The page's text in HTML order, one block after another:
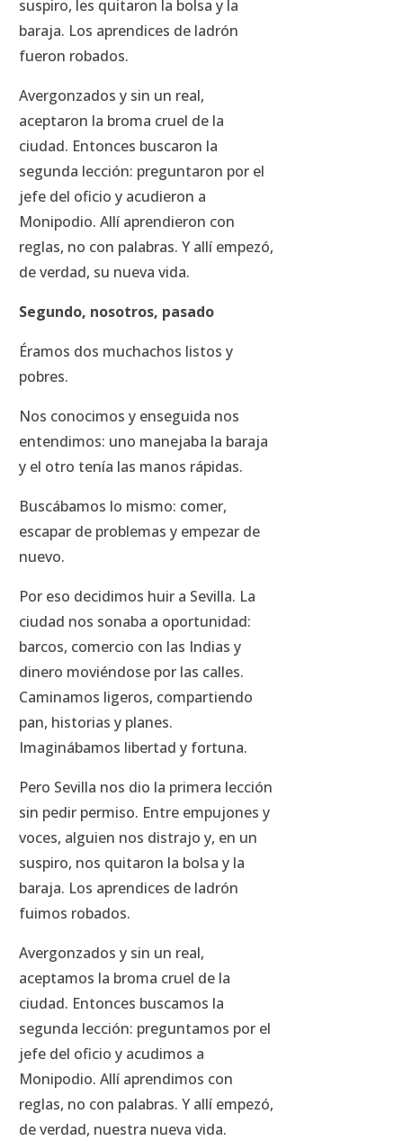
suspiro, les quitaron la bolsa y la
baraja. Los aprendices de ladrón
fueron robados.
Avergonzados y sin un real,
aceptaron la broma cruel de la
ciudad. Entonces buscaron la
segunda lección: preguntaron por el
jefe del oficio y acudieron a
Monipodio. Allí aprendieron con
reglas, no con palabras. Y allí empezó,
de verdad, su nueva vida.
Segundo, nosotros, pasado
Éramos dos muchachos listos y
pobres.
Nos conocimos y enseguida nos
entendimos: uno manejaba la baraja
y el otro tenía las manos rápidas.
Buscábamos lo mismo: comer,
escapar de problemas y empezar de
nuevo.
Por eso decidimos huir a Sevilla. La
ciudad nos sonaba a oportunidad:
barcos, comercio con las Indias y
dinero moviéndose por las calles.
Caminamos ligeros, compartiendo
pan, historias y planes.
Imaginábamos libertad y fortuna.
Pero Sevilla nos dio la primera lección
sin pedir permiso. Entre empujones y
voces, alguien nos distrajo y, en un
suspiro, nos quitaron la bolsa y la
baraja. Los aprendices de ladrón
fuimos robados.
Avergonzados y sin un real,
aceptamos la broma cruel de la
ciudad. Entonces buscamos la
segunda lección: preguntamos por el
jefe del oficio y acudimos a
Monipodio. Allí aprendimos con
reglas, no con palabras. Y allí empezó,
de verdad, nuestra nueva vida.